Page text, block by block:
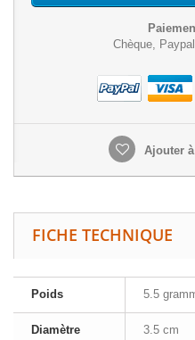
Chèque,
Ajouter
FICHE TECHNIQUE
Poids 5.5
Diamètre 3.5 cm